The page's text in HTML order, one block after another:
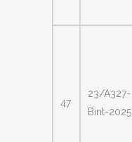
47
23/A327-
Bint-2025